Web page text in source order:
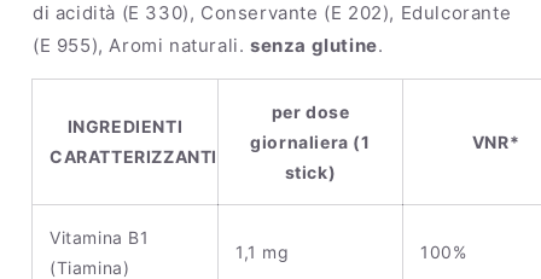
di acidità (E 330), Conservante (E 202), Edulcorante
(E 955), Aromi naturali.senza glutine.
INGREDIENTI
CARATTERIZZANTI
per dose
giornaliera (1
stick)
VNR*
Vitamina B1
(Tiamina)
1,1 mg 100%